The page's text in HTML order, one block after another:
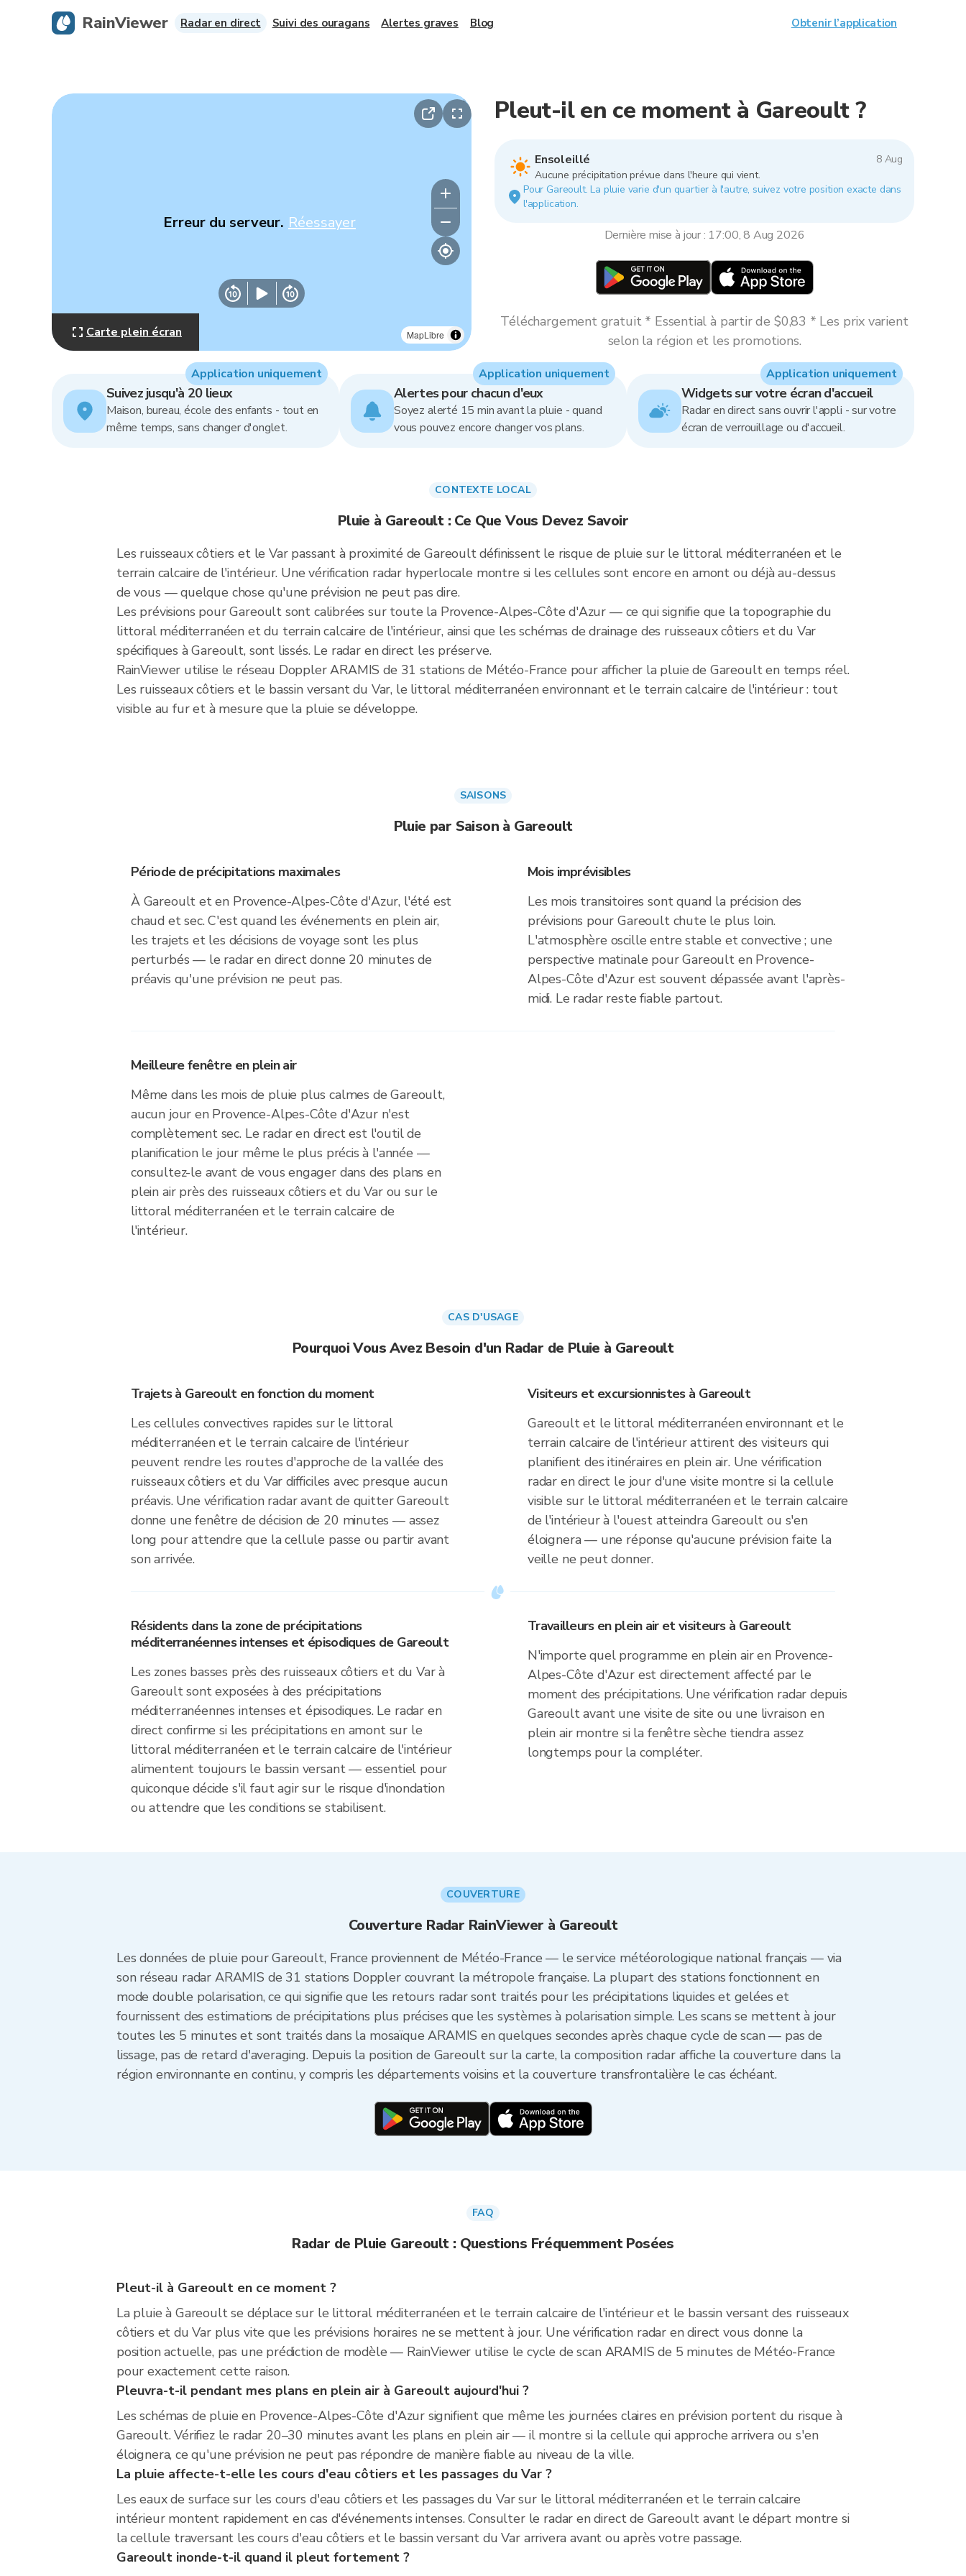
MapLibre
Erreur du serveur. Réessayer
Carte plein écran
Pleut-il en ce moment à Gareoult ?
Ensoleillé
8 Aug
Aucune précipitation prévue dans l'heure qui vient.
Pour Gareoult. La pluie varie d'un quartier à l'autre, suivez votre position exacte dans
l'application.
Dernière mise à jour : 17:00, 8 Aug 2026
Téléchargement gratuit * Essential à partir de $0,83 * Les prix varient
selon la région et les promotions.
Suivez jusqu'à 20 lieux
Maison, bureau, école des enfants - tout en
même temps, sans changer d'onglet.
Application uniquement
Alertes pour chacun d'eux
Soyez alerté 15 min avant la pluie - quand
vous pouvez encore changer vos plans.
Application uniquement
Widgets sur votre écran d'accueil
Radar en direct sans ouvrir l'appli - sur votre
écran de verrouillage ou d'accueil.
Application uniquement
CONTEXTE LOCAL
Pluie à Gareoult : Ce Que Vous Devez Savoir
Les ruisseaux côtiers et le Var passant à proximité de Gareoult définissent le risque de pluie sur le littoral méditerranéen et le
terrain calcaire de l'intérieur. Une vérification radar hyperlocale montre si les cellules sont encore en amont ou déjà au-dessus
de vous — quelque chose qu'une prévision ne peut pas dire.
Les prévisions pour Gareoult sont calibrées sur toute la Provence-Alpes-Côte d'Azur — ce qui signifie que la topographie du
littoral méditerranéen et du terrain calcaire de l'intérieur, ainsi que les schémas de drainage des ruisseaux côtiers et du Var
spécifiques à Gareoult, sont lissés. Le radar en direct les préserve.
RainViewer utilise le réseau Doppler ARAMIS de 31 stations de Météo-France pour afficher la pluie de Gareoult en temps réel.
Les ruisseaux côtiers et le bassin versant du Var, le littoral méditerranéen environnant et le terrain calcaire de l'intérieur : tout
visible au fur et à mesure que la pluie se développe.
SAISONS
Pluie par Saison à Gareoult
Période de précipitations maximales
À Gareoult et en Provence-Alpes-Côte d'Azur, l'été est
chaud et sec. C'est quand les événements en plein air,
les trajets et les décisions de voyage sont les plus
perturbés — le radar en direct donne 20 minutes de
préavis qu'une prévision ne peut pas.
Mois imprévisibles
Les mois transitoires sont quand la précision des
prévisions pour Gareoult chute le plus loin.
L'atmosphère oscille entre stable et convective ; une
perspective matinale pour Gareoult en Provence-
Alpes-Côte d'Azur est souvent dépassée avant l'après-
midi. Le radar reste fiable partout.
Meilleure fenêtre en plein air
Même dans les mois de pluie plus calmes de Gareoult,
aucun jour en Provence-Alpes-Côte d'Azur n'est
complètement sec. Le radar en direct est l'outil de
planification le jour même le plus précis à l'année —
consultez-le avant de vous engager dans des plans en
plein air près des ruisseaux côtiers et du Var ou sur le
littoral méditerranéen et le terrain calcaire de
l'intérieur.
CAS D'USAGE
Pourquoi Vous Avez Besoin d'un Radar de Pluie à Gareoult
Trajets à Gareoult en fonction du moment
Les cellules convectives rapides sur le littoral
méditerranéen et le terrain calcaire de l'intérieur
peuvent rendre les routes d'approche de la vallée des
ruisseaux côtiers et du Var difficiles avec presque aucun
préavis. Une vérification radar avant de quitter Gareoult
donne une fenêtre de décision de 20 minutes — assez
long pour attendre que la cellule passe ou partir avant
son arrivée.
Visiteurs et excursionnistes à Gareoult
Gareoult et le littoral méditerranéen environnant et le
terrain calcaire de l'intérieur attirent des visiteurs qui
planifient des itinéraires en plein air. Une vérification
radar en direct le jour d'une visite montre si la cellule
visible sur le littoral méditerranéen et le terrain calcaire
de l'intérieur à l'ouest atteindra Gareoult ou s'en
éloignera — une réponse qu'aucune prévision faite la
veille ne peut donner.
Résidents dans la zone de précipitations
méditerranéennes intenses et épisodiques de Gareoult
Les zones basses près des ruisseaux côtiers et du Var à
Gareoult sont exposées à des précipitations
méditerranéennes intenses et épisodiques. Le radar en
direct confirme si les précipitations en amont sur le
littoral méditerranéen et le terrain calcaire de l'intérieur
alimentent toujours le bassin versant — essentiel pour
quiconque décide s'il faut agir sur le risque d'inondation
ou attendre que les conditions se stabilisent.
Travailleurs en plein air et visiteurs à Gareoult
N'importe quel programme en plein air en Provence-
Alpes-Côte d'Azur est directement affecté par le
moment des précipitations. Une vérification radar depuis
Gareoult avant une visite de site ou une livraison en
plein air montre si la fenêtre sèche tiendra assez
longtemps pour la compléter.
COUVERTURE
Couverture Radar RainViewer à Gareoult
Les données de pluie pour Gareoult, France proviennent de Météo-France — le service météorologique national français — via
son réseau radar ARAMIS de 31 stations Doppler couvrant la métropole française. La plupart des stations fonctionnent en
mode double polarisation, ce qui signifie que les retours radar sont traités pour les précipitations liquides et gelées et
fournissent des estimations de précipitations plus précises que les systèmes à polarisation simple. Les scans se mettent à jour
toutes les 5 minutes et sont traités dans la mosaïque ARAMIS en quelques secondes après chaque cycle de scan — pas de
lissage, pas de retard d'averaging. Depuis la position de Gareoult sur la carte, la composition radar affiche la couverture dans la
région environnante en continu, y compris les départements voisins et la couverture transfrontalière le cas échéant.
FAQ
Radar de Pluie Gareoult : Questions Fréquemment Posées
Pleut-il à Gareoult en ce moment ?
La pluie à Gareoult se déplace sur le littoral méditerranéen et le terrain calcaire de l'intérieur et le bassin versant des ruisseaux
côtiers et du Var plus vite que les prévisions horaires ne se mettent à jour. Une vérification radar en direct vous donne la
position actuelle, pas une prédiction de modèle — RainViewer utilise le cycle de scan ARAMIS de 5 minutes de Météo-France
pour exactement cette raison.
Pleuvra-t-il pendant mes plans en plein air à Gareoult aujourd'hui ?
Les schémas de pluie en Provence-Alpes-Côte d'Azur signifient que même les journées claires en prévision portent du risque à
Gareoult. Vérifiez le radar 20–30 minutes avant les plans en plein air — il montre si la cellule qui approche arrivera ou s'en
éloignera, ce qu'une prévision ne peut pas répondre de manière fiable au niveau de la ville.
La pluie affecte-t-elle les cours d'eau côtiers et les passages du Var ?
Les eaux de surface sur les cours d'eau côtiers et les passages du Var sur le littoral méditerranéen et le terrain calcaire
intérieur montent rapidement en cas d'événements intenses. Consulter le radar en direct de Gareoult avant le départ montre si
la cellule traversant les cours d'eau côtiers et le bassin versant du Var arrivera avant ou après votre passage.
Gareoult inonde-t-il quand il pleut fortement ?
RainViewer Radar en direct Suivi des ouragans Alertes graves Blog Obtenir l’application